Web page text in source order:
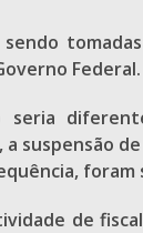
sendo
Federal.
suspensão
de